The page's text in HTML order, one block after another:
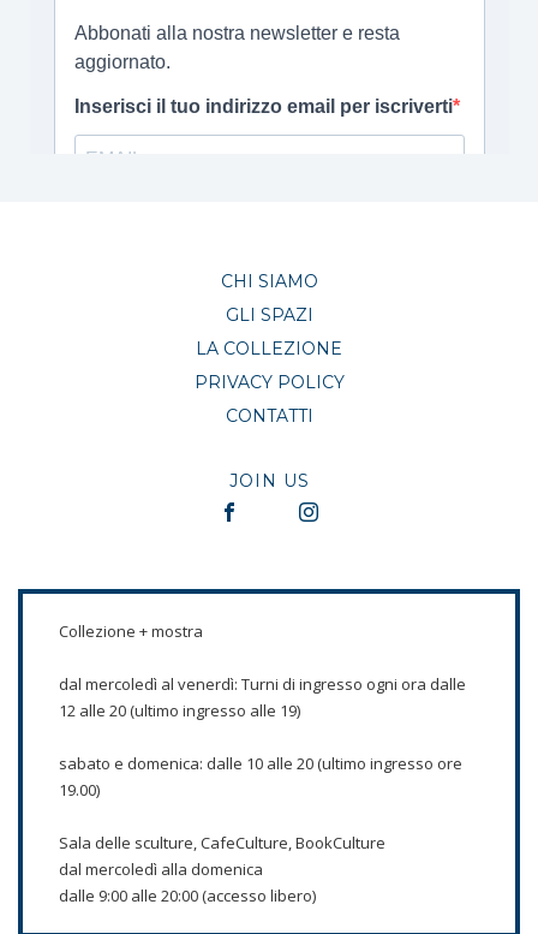
CHI SIAMO
GLI SPAZI
LA COLLEZIONE
PRIVACY POLICY
CONTATTI
JOIN US
Collezione + mostra
dal mercoledì al venerdì: Turni di ingresso ogni ora dalle
12 alle 20 (ultimo ingresso alle 19)
sabato e domenica: dalle 10 alle 20 (ultimo ingresso ore
19.00)
Sala delle sculture, CafeCulture, BookCulture
dal mercoledì alla domenica
dalle 9:00 alle 20:00 (accesso libero)